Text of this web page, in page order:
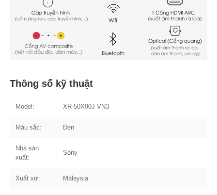
Thông số kỹ thuật
Model: XR-50X90J VN3
Màu sắc: Đen
Nhà sản
xuất:
Sony
Xuất xứ: Malaysia